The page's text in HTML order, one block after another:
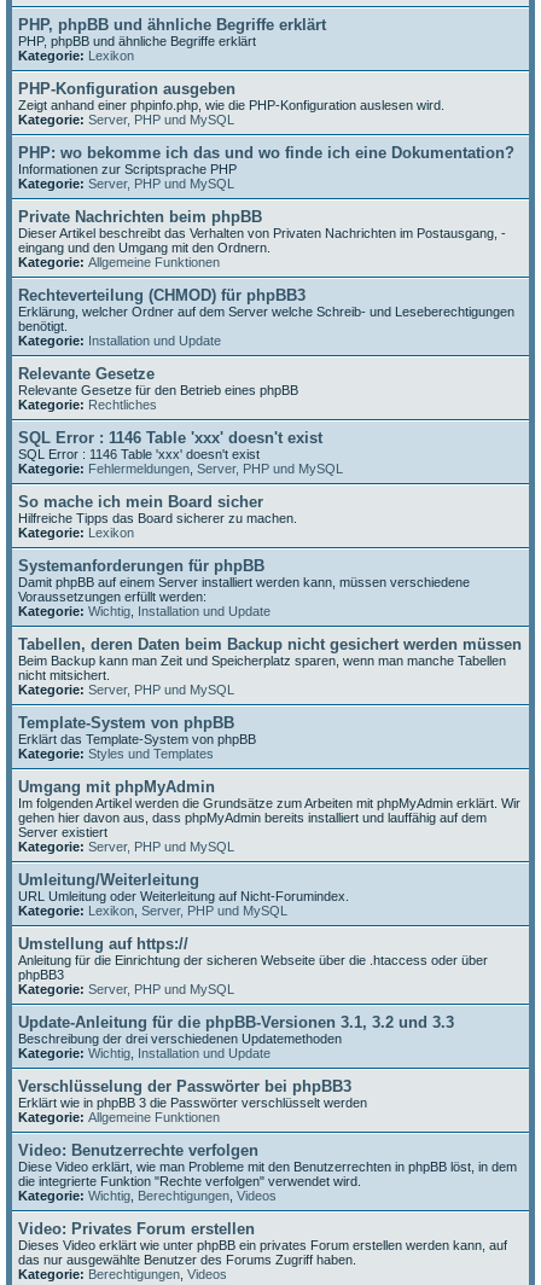
PHP, phpBB und ähnliche Begriffe erklärt
PHP, phpBB und ähnliche Begriffe erklärt
Kategorie: Lexikon
PHP-Konfiguration ausgeben
Zeigt anhand einer phpinfo.php, wie die PHP-Konfiguration auslesen wird.
Kategorie: Server, PHP und MySQL
PHP: wo bekomme ich das und wo finde ich eine Dokumentation?
Informationen zur Scriptsprache PHP
Kategorie: Server, PHP und MySQL
Private Nachrichten beim phpBB
Dieser Artikel beschreibt das Verhalten von Privaten Nachrichten im Postausgang, -
eingang und den Umgang mit den Ordnern.
Kategorie: Allgemeine Funktionen
Rechteverteilung (CHMOD) für phpBB3
Erklärung, welcher Ordner auf dem Server welche Schreib- und Leseberechtigungen
benötigt.
Kategorie: Installation und Update
Relevante Gesetze
Relevante Gesetze für den Betrieb eines phpBB
Kategorie: Rechtliches
SQL Error : 1146 Table 'xxx' doesn't exist
SQL Error : 1146 Table 'xxx' doesn't exist
Kategorie: Fehlermeldungen Server, PHP und MySQL
So mache ich mein Board sicher
Hilfreiche Tipps das Board sicherer zu machen.
Kategorie: Lexikon
Systemanforderungen für phpBB
Damit phpBB auf einem Server installiert werden kann, müssen verschiedene
Voraussetzungen erfüllt werden:
Kategorie: Wichtig Installation und Update
Tabellen, deren Daten beim Backup nicht gesichert werden müssen
Beim Backup kann man Zeit und Speicherplatz sparen, wenn man manche Tabellen
nicht mitsichert.
Kategorie: Server, PHP und MySQL
Template-System von phpBB
Erklärt das Template-System von phpBB
Kategorie: Styles und Templates
Umgang mit phpMyAdmin
Im folgenden Artikel werden die Grundsätze zum Arbeiten mit phpMyAdmin erklärt. Wir
gehen hier davon aus, dass phpMyAdmin bereits installiert und lauffähig auf dem
Server existiert
Kategorie: Server, PHP und MySQL
Umleitung/Weiterleitung
URL Umleitung oder Weiterleitung auf Nicht-Forumindex.
Kategorie: Lexikon Server, PHP und MySQL
Umstellung auf https://
Anleitung für die Einrichtung der sicheren Webseite über die .htaccess oder über
phpBB3
Kategorie: Server, PHP und MySQL
Update-Anleitung für die phpBB-Versionen 3.1, 3.2 und 3.3
Beschreibung der drei verschiedenen Updatemethoden
Kategorie: Wichtig Installation und Update
Verschlüsselung der Passwörter bei phpBB3
Erklärt wie in phpBB 3 die Passwörter verschlüsselt werden
Kategorie: Allgemeine Funktionen
Video: Benutzerrechte verfolgen
Diese Video erklärt, wie man Probleme mit den Benutzerrechten in phpBB löst, in dem
die integrierte Funktion "Rechte verfolgen" verwendet wird.
Kategorie: Wichtig Berechtigungen Videos
Video: Privates Forum erstellen
Dieses Video erklärt wie unter phpBB ein privates Forum erstellen werden kann, auf
das nur ausgewählte Benutzer des Forums Zugriff haben.
Kategorie: Berechtigungen Videos